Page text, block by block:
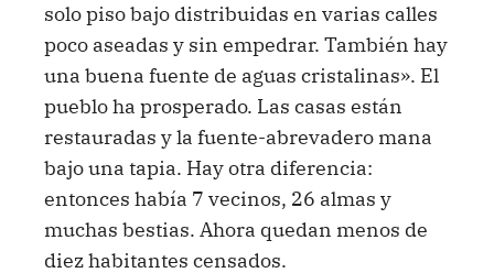
solo piso bajo distribuidas en varias calles
poco aseadas y sin empedrar. También hay
una buena fuente de aguas cristalinas». El
pueblo ha prosperado. Las casas están
restauradas y la fuente-abrevadero mana
bajo una tapia. Hay otra diferencia:
entonces había 7 vecinos, 26 almas y
muchas bestias. Ahora quedan menos de
diez habitantes censados.